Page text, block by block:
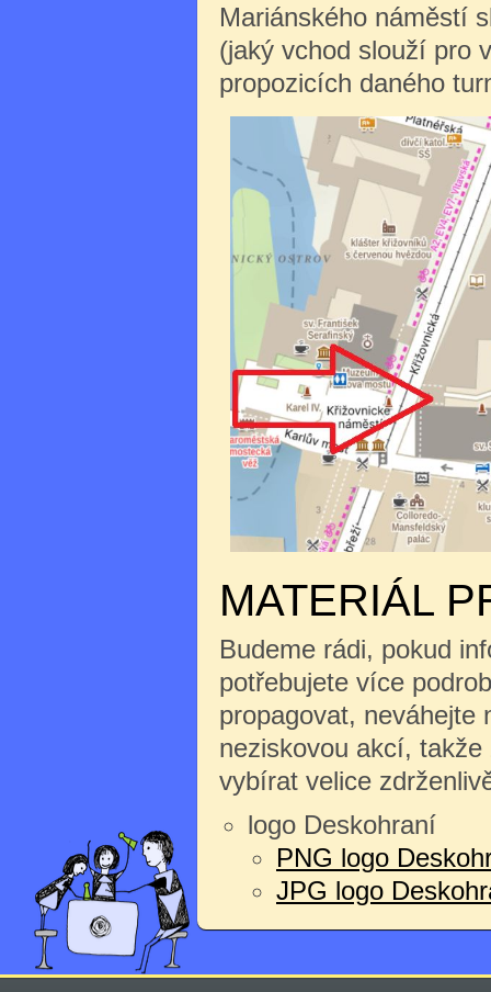
Mariánského náměstí
(jaký vchod slouží pro
propozicích daného
MATERIÁL
Budeme rádi, pokud
potřebujete více
propagovat, neváhejte
neziskovou akcí,
vybírat velice
logo Deskohraní
PNG logo
JPG logo